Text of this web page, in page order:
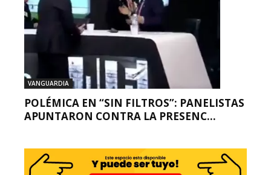
VANGUARDIA
POLÉMICA EN “SIN FILTROS”: PANELISTAS
APUNTARON CONTRA LA PRESENC...